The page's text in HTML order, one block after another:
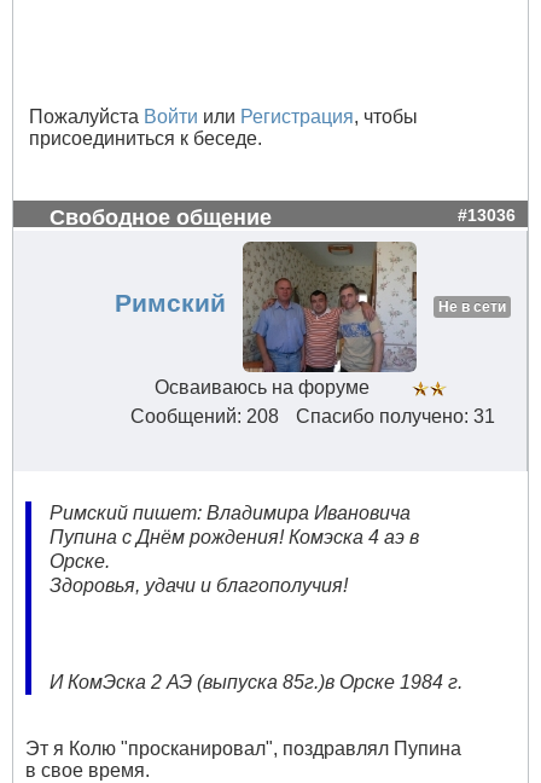
Пожалуйста Войти или Регистрация, чтобы
присоединиться к беседе.
Свободное общение #13036
Римский Не в сети
Осваиваюсь на форуме
Сообщений: 208
Спасибо получено: 31
Римский пишет: Владимира Ивановича
Пупина с Днём рождения! Комэска 4 аэ в
Орске.
Здоровья, удачи и благополучия!
И КомЭска 2 АЭ (выпуска 85г.)в Орске 1984 г.
Эт я Колю "просканировал", поздравлял Пупина
в свое время.